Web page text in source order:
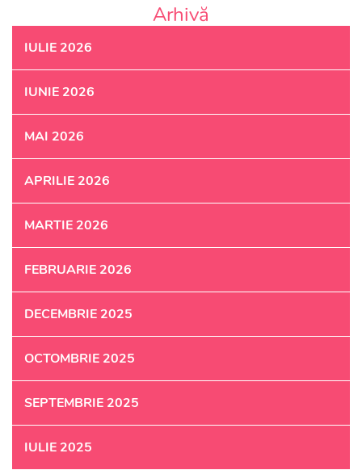
Arhivă
IULIE 2026
IUNIE 2026
MAI 2026
APRILIE 2026
MARTIE 2026
FEBRUARIE 2026
DECEMBRIE 2025
OCTOMBRIE 2025
SEPTEMBRIE 2025
IULIE 2025